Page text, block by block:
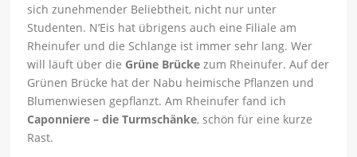
sich zunehmender Beliebtheit, nicht nur unter
Studenten. N’Eis hat übrigens auch eine Filiale am
Rheinufer und die Schlange ist immer sehr lang. Wer
will läuft über die Grüne Brücke zum Rheinufer. Auf der
Grünen Brücke hat der Nabu heimische Pflanzen und
Blumenwiesen gepflanzt. Am Rheinufer fand ich
Caponniere – die Turmschänke, schön für eine kurze
Rast.